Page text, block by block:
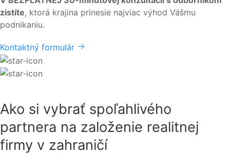
zistíte, ktorá krajina prinesie najviac výhod Vášmu
podnikaniu.
Kontaktný formulár
Ako si vybrať spoľahlivého
partnera na založenie realitnej
firmy v zahraničí